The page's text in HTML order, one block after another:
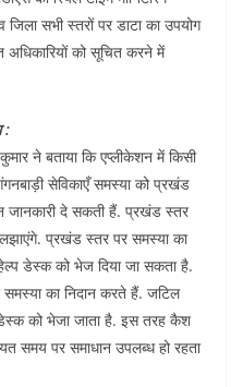
सभी स्तरों पर डाटा का उपयोग
अधिकारियों को सूचित करने में
:
ने बताया कि एप्लीकेशन में किसी
सेविकाएँ समस्या को प्रखंड
जानकारी दे सकती हैं. प्रखंड स्तर
प्रखंड स्तर पर समस्या का
डेस्क को भेज दिया जा सकता है.
का निदान करते हैं. जटिल
को भेजा जाता है. इस तरह कैश
समय पर समाधान उपलब्ध हो रहता